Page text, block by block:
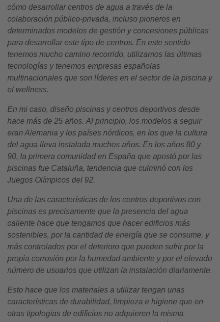
cómo desarrollar centros de agua a través de la
colaboración público-privada, incluso pioneros en
determinados modelos de gestión y concesiones públicas
para desarrollar este tipo de centros. En este sentido
tenemos mucho camino recorrido, utilizamos las últimas
tecnologías y tenemos empresas españolas
multinacionales que son líderes en el sector de la piscina y
el wellness.
En mi caso, diseño piscinas y centros deportivos desde
hace más de 25 años. Al principio, los modelos a seguir
eran Alemania y los países nórdicos, en los que la cultura
del agua lleva instalada muchos años. En los años 80 y
90, la primera comunidad en España que apostó por las
piscinas fue Cataluña, tendencia que culminó con los
Juegos Olímpicos del 92.
Una de las características de los centros deportivos con
piscinas es precisamente que la presencia del agua
caliente hace que tengamos que hacer edificios más
sostenibles, por la cantidad de energía que se consume, y
más controlados por el deterioro que pueden sufrir por la
propia corrosión por la humedad ambiente y por el elevado
número de usuarios que utilizan la instalación diariamente.
Esto hace que los materiales a utilizar tengan unas
características de durabilidad, limpieza e higiene que en
otras tipologías de edificios no adquieren la misma